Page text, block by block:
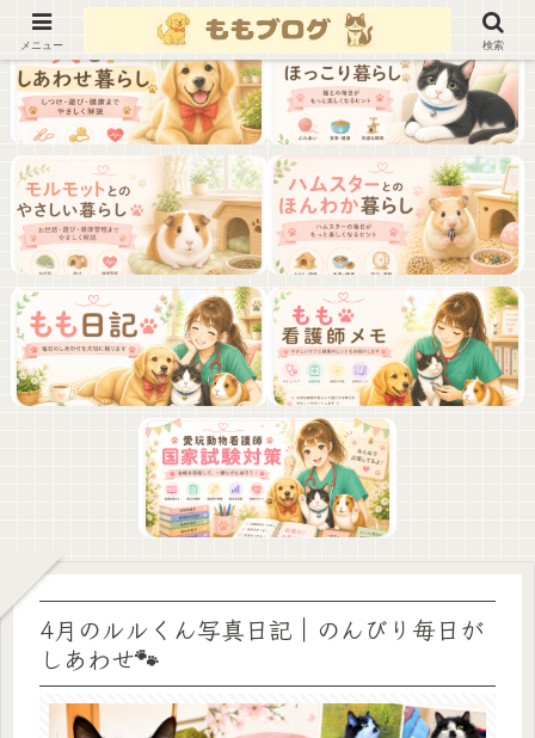
4月のルルくん写真日記｜のんびり毎日が
しあわせ🐾
メニュー 検索